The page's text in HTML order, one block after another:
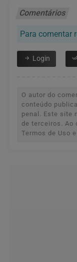
Comentários
Para comentar
Login
O autor do
conteúdo
penal. Este site
de terceiros. Ao
Termos de Uso